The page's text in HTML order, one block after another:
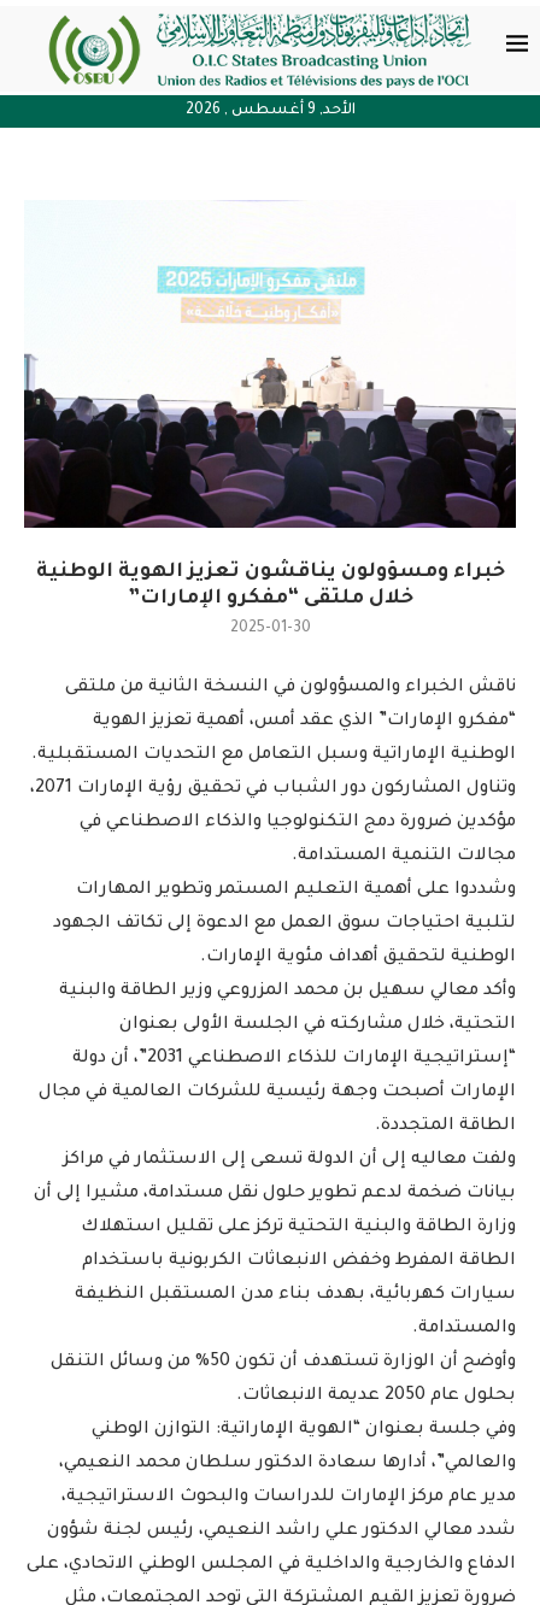
الأحد, 9 أغسطس , 2026
خبراء ومسؤولون يناقشون تعزيز الهوية الوطنية
خلال ملتقى “مفكرو الإمارات”
2025-01-30
ناقش الخبراء والمسؤولون في النسخة الثانية من ملتقى
“مفكرو الإمارات” الذي عقد أمس، أهمية تعزيز الهوية
الوطنية الإماراتية وسبل التعامل مع التحديات المستقبلية.
وتناول المشاركون دور الشباب في تحقيق رؤية الإمارات 2071،
مؤكدين ضرورة دمج التكنولوجيا والذكاء الاصطناعي في
مجالات التنمية المستدامة.
وشددوا على أهمية التعليم المستمر وتطوير المهارات
لتلبية احتياجات سوق العمل مع الدعوة إلى تكاتف الجهود
الوطنية لتحقيق أهداف مئوية الإمارات.
وأكد معالي سهيل بن محمد المزروعي وزير الطاقة والبنية
التحتية، خلال مشاركته في الجلسة الأولى بعنوان
“إستراتيجية الإمارات للذكاء الاصطناعي 2031”، أن دولة
الإمارات أصبحت وجهة رئيسية للشركات العالمية في مجال
الطاقة المتجددة.
ولفت معاليه إلى أن الدولة تسعى إلى الاستثمار في مراكز
بيانات ضخمة لدعم تطوير حلول نقل مستدامة، مشيرا إلى أن
وزارة الطاقة والبنية التحتية تركز على تقليل استهلاك
الطاقة المفرط وخفض الانبعاثات الكربونية باستخدام
سيارات كهربائية، بهدف بناء مدن المستقبل النظيفة
والمستدامة.
وأوضح أن الوزارة تستهدف أن تكون 50% من وسائل التنقل
بحلول عام 2050 عديمة الانبعاثات.
وفي جلسة بعنوان “الهوية الإماراتية: التوازن الوطني
والعالمي”، أدارها سعادة الدكتور سلطان محمد النعيمي،
مدير عام مركز الإمارات للدراسات والبحوث الاستراتيجية،
شدد معالي الدكتور علي راشد النعيمي، رئيس لجنة شؤون
الدفاع والخارجية والداخلية في المجلس الوطني الاتحادي، على
ضرورة تعزيز القيم المشتركة التي توحد المجتمعات، مثل